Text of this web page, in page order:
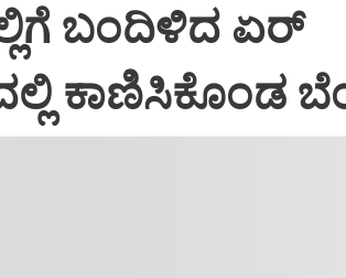
ಬಂದಿಳಿದ ಏರ್‌
ಕಾಣಿಸಿಕೊಂಡ